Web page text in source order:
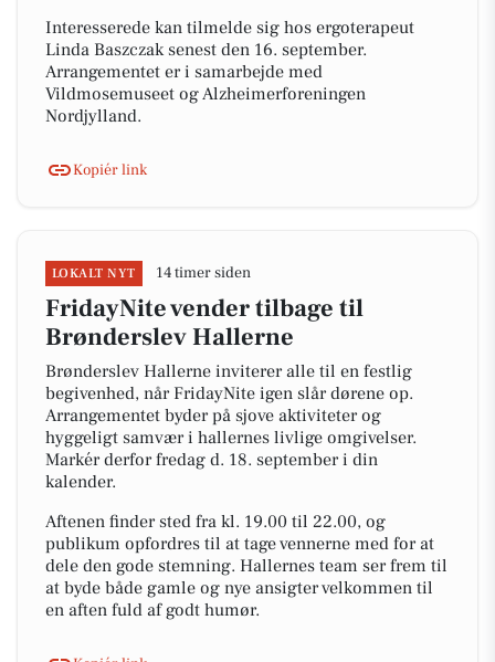
Interesserede kan tilmelde sig hos ergoterapeut
Linda Baszczak senest den 16. september.
Arrangementet er i samarbejde med
Vildmosemuseet og Alzheimerforeningen
Nordjylland.
Kopiér link
LOKALT NYT 14 timer siden
FridayNite vender tilbage til
Brønderslev Hallerne
Brønderslev Hallerne inviterer alle til en festlig
begivenhed, når FridayNite igen slår dørene op.
Arrangementet byder på sjove aktiviteter og
hyggeligt samvær i hallernes livlige omgivelser.
Markér derfor fredag d. 18. september i din
kalender.
Aftenen finder sted fra kl. 19.00 til 22.00, og
publikum opfordres til at tage vennerne med for at
dele den gode stemning. Hallernes team ser frem til
at byde både gamle og nye ansigter velkommen til
en aften fuld af godt humør.